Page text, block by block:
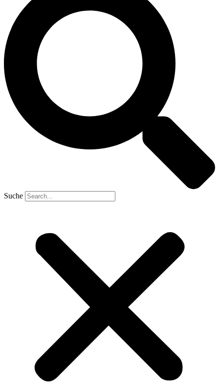
Suche